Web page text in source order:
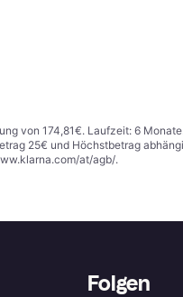
von 174,81€. Laufzeit: 6
25€ und Höchstbetrag
at/agb/.
Folgen